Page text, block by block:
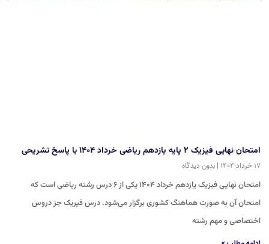
امتحان نهایی فیزیک ۲ پایه یازدهم ریاضی خرداد ۱۴۰۴ با پاسخ تشریحی
۱۷ خرداد ۱۴۰۴ بدون دیدگاه
امتحان نهایی فیزیک یازدهم خرداد ۱۴۰۴ یکی از ۶ درس رشته ریاضی است که
امتحان آن به صورت هماهنگ کشوری برگزار می‌شود. درس فیریک جز دروس
اختصاصی و مهم رشته